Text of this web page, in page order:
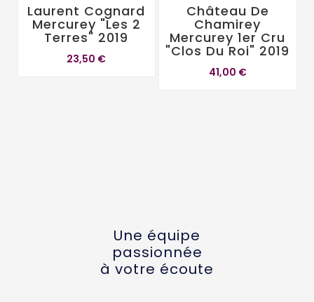
Laurent Cognard
Mercurey "Les 2
Terres" 2019
23,50 €
Château De
Chamirey
Mercurey 1er Cru
"Clos Du Roi" 2019
41,00 €
Une équipe
passionnée
à votre écoute